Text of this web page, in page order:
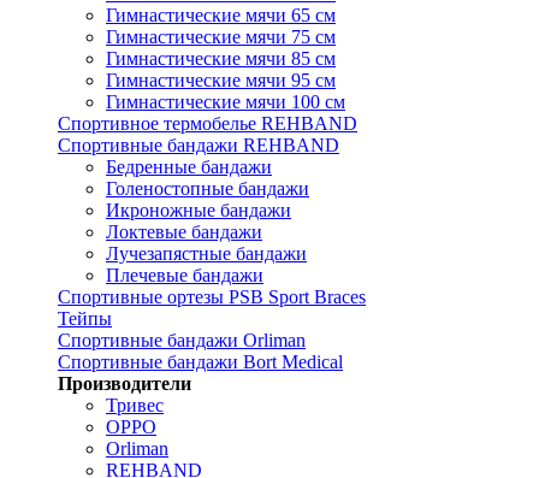
Гимнастические мячи 65 см
Гимнастические мячи 75 см
Гимнастические мячи 85 см
Гимнастические мячи 95 см
Гимнастические мячи 100 см
Спортивное термобелье REHBAND
Спортивные бандажи REHBAND
Бедренные бандажи
Голеностопные бандажи
Икроножные бандажи
Локтевые бандажи
Лучезапястные бандажи
Плечевые бандажи
Спортивные ортезы PSB Sport Braces
Тейпы
Спортивные бандажи Orliman
Спортивные бандажи Bort Medical
Производители
Тривес
OPPO
Orliman
REHBAND